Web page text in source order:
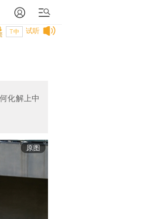
试听
T中
化解上中
原图